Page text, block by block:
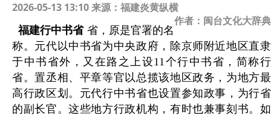
2026-05-13 13:10 来源：福建炎黄纵横
作者：闽台文化大辞典
福建行中书省 省，原是官署的名
称。元代以中书省为中央政府，除京师附近地区直隶
于中书省外，又在路之上设11个行中书省，简称行
省。置丞相、平章等官以总揽该地区政务，为地方最
高行政区划。元代行中书省也设置参知政事，为行省
的副长官。这些地方行政机构，有时也兼事刻书。如